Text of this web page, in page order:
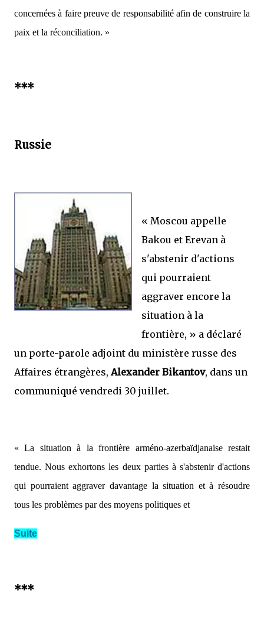
concernées à faire preuve de responsabilité afin de construire la
paix et la réconciliation. »
***
Russie
« Moscou appelle
Bakou et Erevan à
s'abstenir d'actions
qui pourraient
aggraver encore la
situation à la
frontière, » a déclaré
un porte-parole adjoint du ministère russe des
Affaires étrangères,Alexander Bikantov, dans un
communiqué vendredi 30 juillet.
« La situation à la frontière arméno-azerbaïdjanaise restait
tendue. Nous exhortons les deux parties à s'abstenir d'actions
qui pourraient aggraver davantage la situation et à résoudre
tous les problèmes par des moyens politiques et
Suite
***